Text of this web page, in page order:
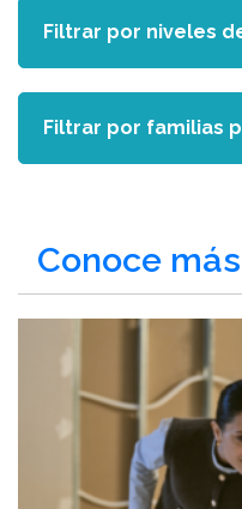
Conoce
Filtrar por niveles
Filtrar por familias